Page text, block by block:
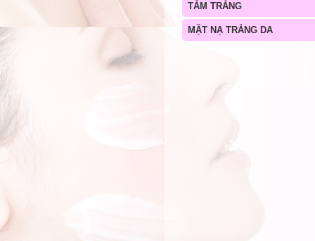
TẮM TRẮNG
MẶT NẠ TRẮNG DA